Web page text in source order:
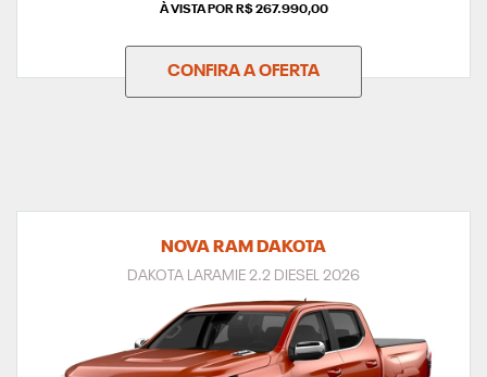
À VISTA POR R$ 267.990,00
CONFIRA A OFERTA
NOVA RAM DAKOTA
DAKOTA LARAMIE 2.2 DIESEL 2026